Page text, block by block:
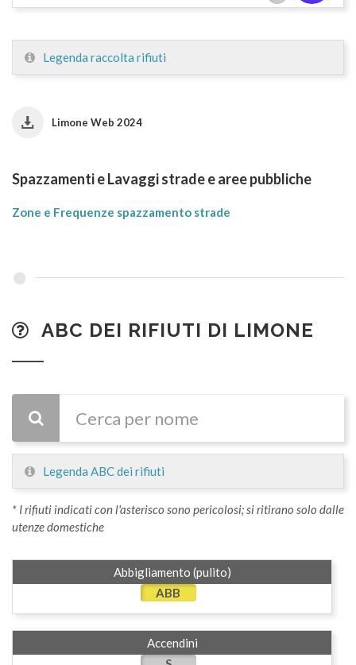
Legenda raccolta rifiuti
Limone Web 2024
Spazzamenti e Lavaggi strade e aree pubbliche
Zone e Frequenze spazzamento strade
ABC DEI RIFIUTI DI LIMONE
Legenda ABC dei rifiuti
* I rifiuti indicati con l'asterisco sono pericolosi; si ritirano solo dalle
utenze domestiche
Abbigliamento (pulito)
ABB
Accendini